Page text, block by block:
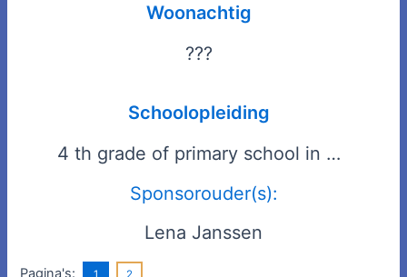
Woonachtig
???
Schoolopleiding
4 th grade of primary school in …
Sponsorouder(s):
Lena Janssen
Pagina's: 1 2